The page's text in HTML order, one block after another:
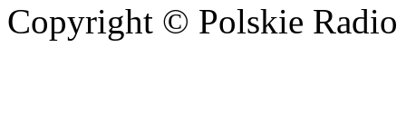
Copyright © Polskie